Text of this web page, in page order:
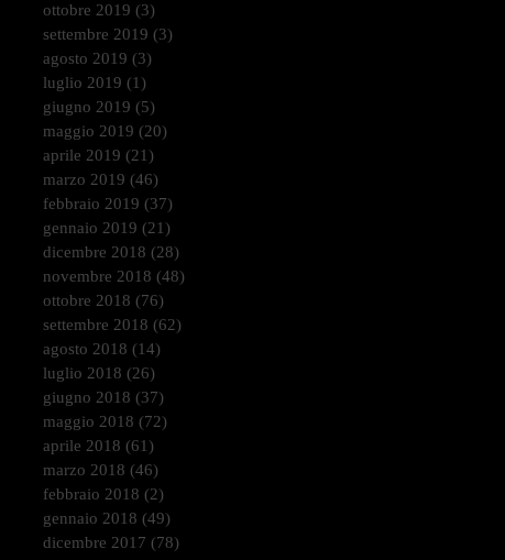
ottobre 2019 (3)
settembre 2019 (3)
agosto 2019 (3)
luglio 2019 (1)
giugno 2019 (5)
maggio 2019 (20)
aprile 2019 (21)
marzo 2019 (46)
febbraio 2019 (37)
gennaio 2019 (21)
dicembre 2018 (28)
novembre 2018 (48)
ottobre 2018 (76)
settembre 2018 (62)
agosto 2018 (14)
luglio 2018 (26)
giugno 2018 (37)
maggio 2018 (72)
aprile 2018 (61)
marzo 2018 (46)
febbraio 2018 (2)
gennaio 2018 (49)
dicembre 2017 (78)